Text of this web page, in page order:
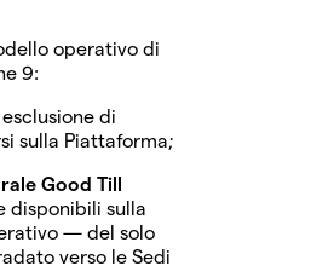
operativo di
9:
di
sulla Piattaforma;
Good Till
disponibili sulla
— del solo
verso le Sedi